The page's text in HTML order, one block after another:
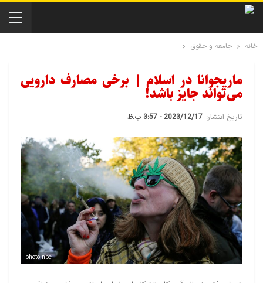
خانه جامعه و حقوق
ماریجوانا در اسلام | برخی مصارف دارویی
می‌تواند جایز باشد!
تاریخ انتشار: 2023/12/17 - 3:57 ب.ظ
photo:nbc